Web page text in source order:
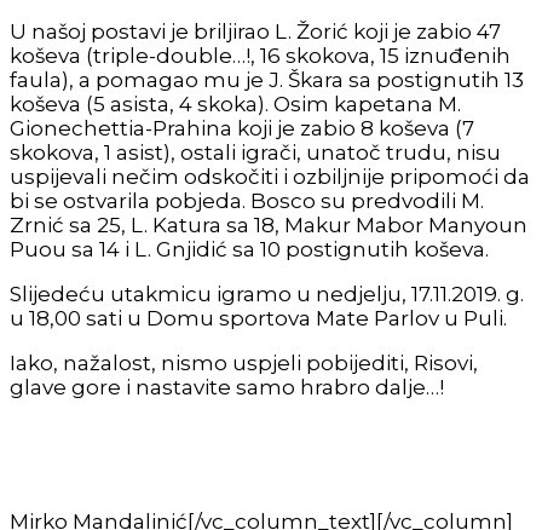
U našoj postavi je briljirao L. Žorić koji je zabio 47
koševa (triple-double…!, 16 skokova, 15 iznuđenih
faula), a pomagao mu je J. Škara sa postignutih 13
koševa (5 asista, 4 skoka). Osim kapetana M.
Gionechettia-Prahina koji je zabio 8 koševa (7
skokova, 1 asist), ostali igrači, unatoč trudu, nisu
uspijevali nečim odskočiti i ozbiljnije pripomoći da
bi se ostvarila pobjeda. Bosco su predvodili M.
Zrnić sa 25, L. Katura sa 18, Makur Mabor Manyoun
Puou sa 14 i L. Gnjidić sa 10 postignutih koševa.
Slijedeću utakmicu igramo u nedjelju, 17.11.2019. g.
u 18,00 sati u Domu sportova Mate Parlov u Puli.
Iako, nažalost, nismo uspjeli pobijediti, Risovi,
glave gore i nastavite samo hrabro dalje…!
Mirko Mandalinić[/vc_column_text][/vc_column]